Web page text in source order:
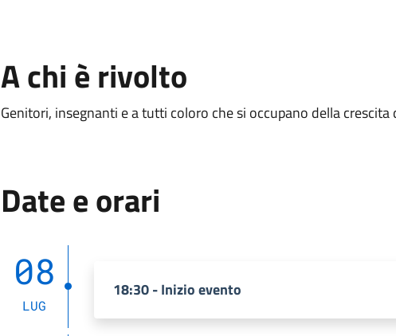
A chi è rivolto
Genitori, insegnanti e a tutti coloro che si occupano della crescita
Date e orari
08
LUG
18:30 - Inizio evento